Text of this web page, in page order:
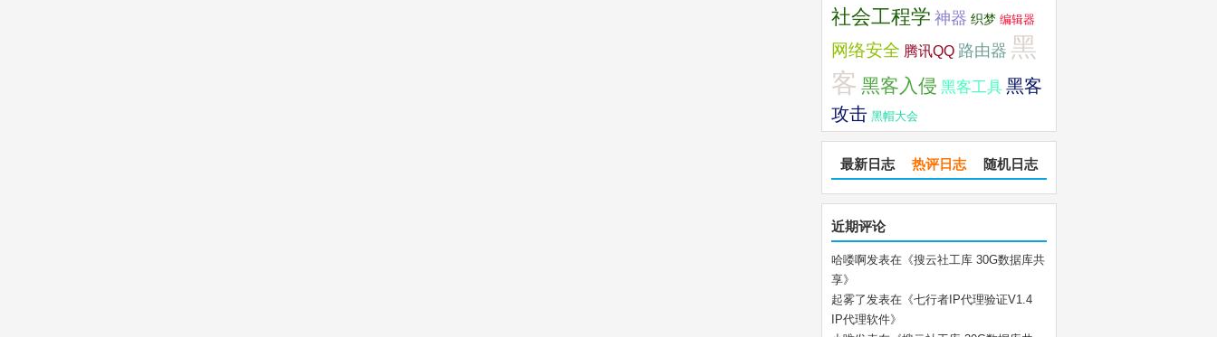
社会工程学 神器 织梦 编辑器
网络安全 腾讯QQ 路由器 黑
客 黑客入侵 黑客工具 黑客
攻击 黑帽大会
最新日志 热评日志 随机日志
近期评论
哈喽啊发表在《搜云社工库 30G数据库共
享》
起雾了发表在《七行者IP代理验证V1.4
IP代理软件》